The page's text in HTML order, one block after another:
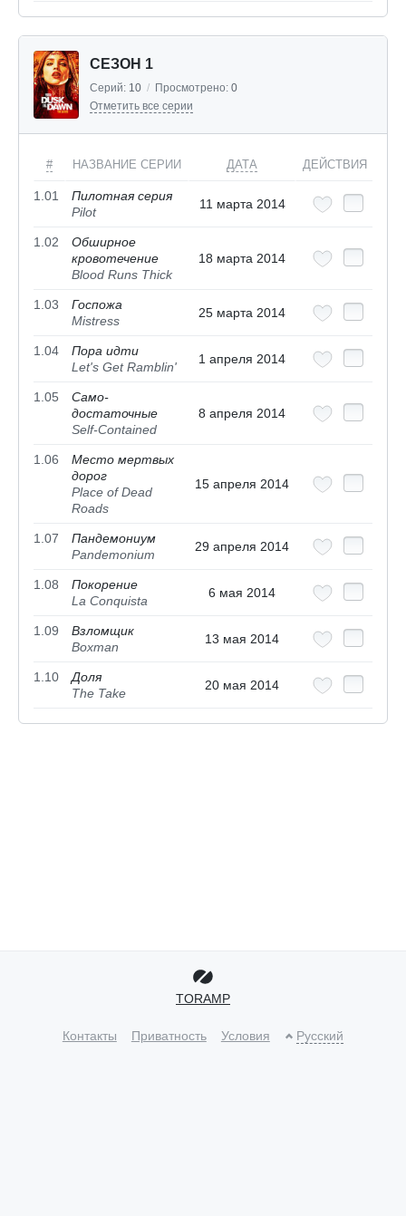
СЕЗОН 1
Серий: 10 / Просмотрено: 0
Отметить все серии
# НАЗВАНИЕ СЕРИИ ДАТА ДЕЙСТВИЯ
1.01
Пилотная серия
Pilot
11 марта 2014
1.02
Обширное
кровотечение
Blood Runs Thick
18 марта 2014
1.03
Госпожа
Mistress
25 марта 2014
1.04
Пора идти
Let's Get Ramblin'
1 апреля 2014
1.05
Само­
достаточные
Self-Contained
8 апреля 2014
1.06
Место мертвых
дорог
Place of Dead
Roads
15 апреля 2014
1.07
Пандемониум
Pandemonium
29 апреля 2014
1.08
Покорение
La Conquista
6 мая 2014
1.09
Взломщик
Boxman
13 мая 2014
1.10
Доля
The Take
20 мая 2014
TORAMP
Контакты Приватность Условия Русский